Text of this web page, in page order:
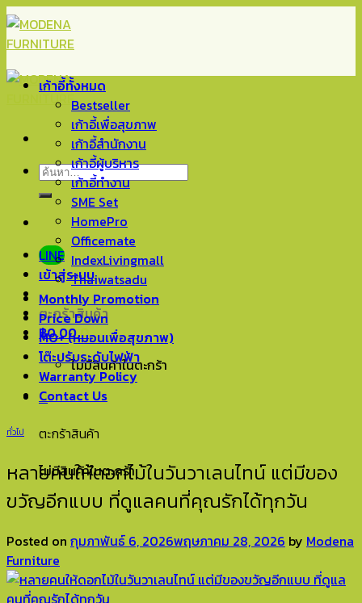
Skip
to
content
ค้นหา:
LINE
เข้าสู่ระบบ
ตะกร้าสินค้า
฿0.00 0
ไม่มีสินค้าในตะกร้า
0
ตะกร้าสินค้า
ไม่มีสินค้าในตะกร้า
เก้าอี้ทั้งหมด
Bestseller
เก้าอี้เพื่อสุขภาพ
เก้าอี้สำนักงาน
เก้าอี้ผู้บริหาร
เก้าอี้ทำงาน
SME Set
HomePro
Officemate
IndexLivingmall
Thaiwatsadu
Monthly Promotion
Price Down
MO+ (หมอนเพื่อสุขภาพ)
โต๊ะปรับระดับไฟฟ้า
Warranty Policy
Contact Us
ทั่วไป
หลายคนให้ดอกไม้ในวันวาเลนไทน์ แต่มีของ
ขวัญอีกแบบ ที่ดูแลคนที่คุณรักได้ทุกวัน
Posted on กุมภาพันธ์ 6, 2026พฤษภาคม 28, 2026 by Modena
Furniture